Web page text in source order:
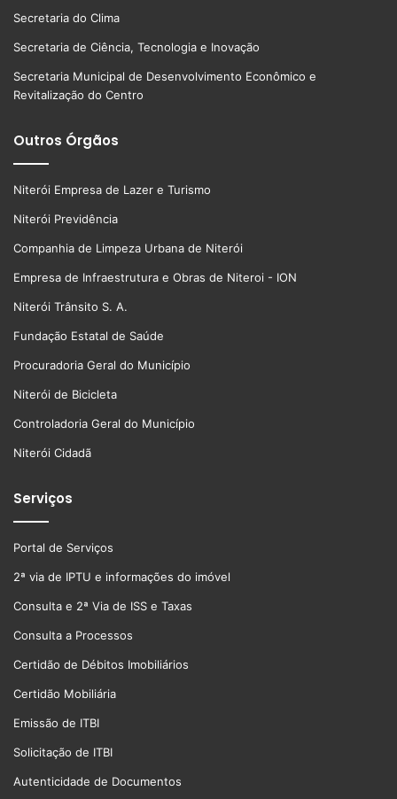
Secretaria do Clima
Secretaria de Ciência, Tecnologia e Inovação
Secretaria Municipal de Desenvolvimento Econômico e
Revitalização do Centro
Outros Órgãos
Niterói Empresa de Lazer e Turismo
Niterói Previdência
Companhia de Limpeza Urbana de Niterói
Empresa de Infraestrutura e Obras de Niteroi - ION
Niterói Trânsito S. A.
Fundação Estatal de Saúde
Procuradoria Geral do Município
Niterói de Bicicleta
Controladoria Geral do Município
Niterói Cidadã
Serviços
Portal de Serviços
2ª via de IPTU e informações do imóvel
Consulta e 2ª Via de ISS e Taxas
Consulta a Processos
Certidão de Débitos Imobiliários
Certidão Mobiliária
Emissão de ITBI
Solicitação de ITBI
Autenticidade de Documentos